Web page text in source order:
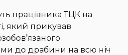
працівника ТЦК на
який прикував
до драбини на всю ніч